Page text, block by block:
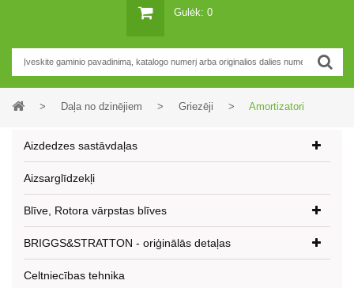
Gulėk: 0
> Daļa no dzinējiem > Griezēji > Amortizatori
Aizdedzes sastāvdaļas
Aizsarglīdzekļi
Blīve, Rotora vārpstas blīves
BRIGGS&STRATTON - oriģinālās detaļas
Celtniecības tehnika